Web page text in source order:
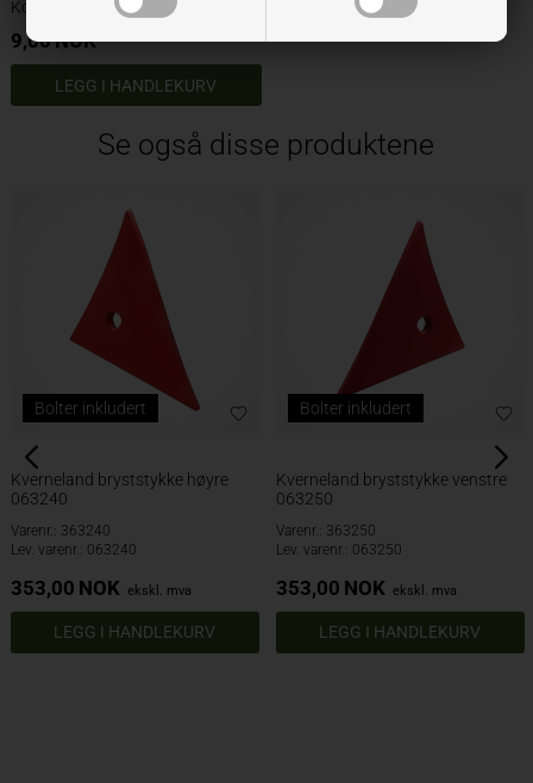
Konskrue M12x34
9,00NOK
LEGG I HANDLEKURV
Se også disse produktene
Bolter inkludert
Kverneland bryststykke høyre
063240
Varenr.: 363240
Lev. varenr.: 063240
353,00 NOK ekskl. mva
Bolter inkludert
Kverneland bryststykke venstre
063250
Varenr.: 363250
Lev. varenr.: 063250
353,00 NOK ekskl. mva